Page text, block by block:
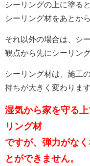
シーリングの上に塗る
シーリング材をあとか
それ以外の場合は、シ
観点から先にシーリン
シーリング材は、施工
持ちが大きく変わります
湿気から家を守る
リング材
ですが、弾力がな
とができません。